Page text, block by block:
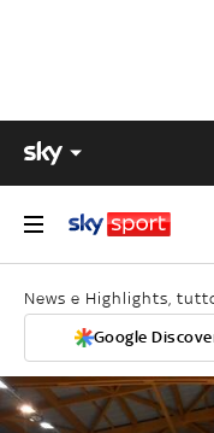
News e Highlights,
Google